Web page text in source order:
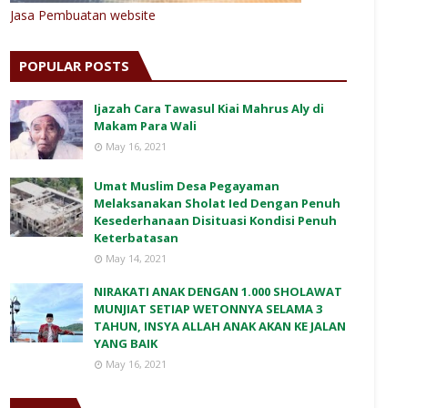
Jasa Pembuatan website
POPULAR POSTS
Ijazah Cara Tawasul Kiai Mahrus Aly di
Makam Para Wali
May 16, 2021
Umat Muslim Desa Pegayaman
Melaksanakan Sholat Ied Dengan Penuh
Kesederhanaan Disituasi Kondisi Penuh
Keterbatasan
May 14, 2021
NIRAKATI ANAK DENGAN 1.000 SHOLAWAT
MUNJIAT SETIAP WETONNYA SELAMA 3
TAHUN, INSYA ALLAH ANAK AKAN KE JALAN
YANG BAIK
May 16, 2021